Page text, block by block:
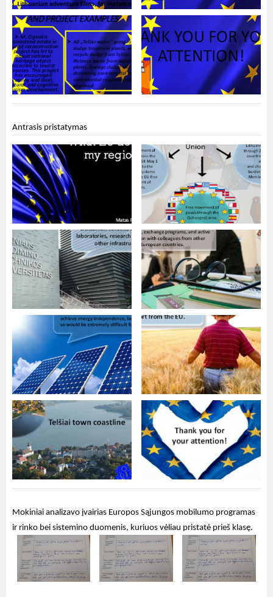
Antrasis pristatymas
Mokiniai analizavo įvairias Europos Sąjungos mobilumo programas
ir rinko bei sistemino duomenis, kuriuos vėliau pristatė prieš klasę.